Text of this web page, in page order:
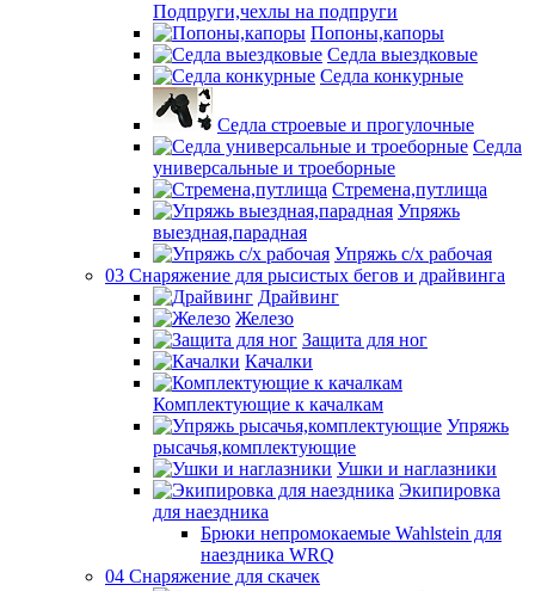
Подпруги,чехлы на подпруги
Попоны,капоры
Седла выездковые
Седла конкурные
Седла строевые и прогулочные
Седла
универсальные и троеборные
Стремена,путлища
Упряжь
выездная,парадная
Упряжь с/х рабочая
03 Снаряжение для рысистых бегов и драйвинга
Драйвинг
Железо
Защита для ног
Качалки
Комплектующие к качалкам
Упряжь
рысачья,комплектующие
Ушки и наглазники
Экипировка
для наездника
Брюки непромокаемые Wahlstein для
наездника WRQ
04 Снаряжение для скачек